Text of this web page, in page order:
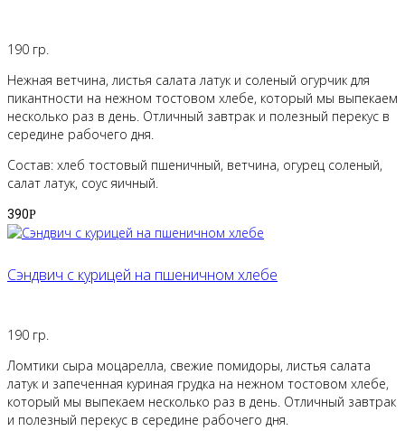
190 гр.
Нежная ветчина, листья салата латук и соленый огурчик для
пикантности на нежном тостовом хлебе, который мы выпекаем
несколько раз в день. Отличный завтрак и полезный перекус в
середине рабочего дня.
Состав: хлеб тостовый пшеничный, ветчина, огурец соленый,
салат латук, соус яичный.
390Р
Сэндвич с курицей на пшеничном хлебе
190 гр.
Ломтики сыра моцарелла, свежие помидоры, листья салата
латук и запеченная куриная грудка на нежном тостовом хлебе,
который мы выпекаем несколько раз в день. Отличный завтрак
и полезный перекус в середине рабочего дня.